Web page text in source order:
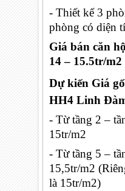
- Thiết kế 3
phòng có diện
Giá bán căn
14 – 15.5tr/m2
Dự kiến Giá
HH4 Linh
- Từ tầng 2 –
15tr/m2
- Từ tầng 5 –
15,5tr/m2
là 15tr/m2)